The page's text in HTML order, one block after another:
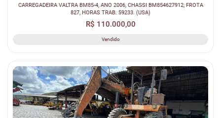
CARREGADEIRA VALTRA BM85-4, ANO 2006, CHASSI BM854627912, FROTA
827, HORAS TRAB. 59233. (USA)
R$ 110.000,00
Vendido